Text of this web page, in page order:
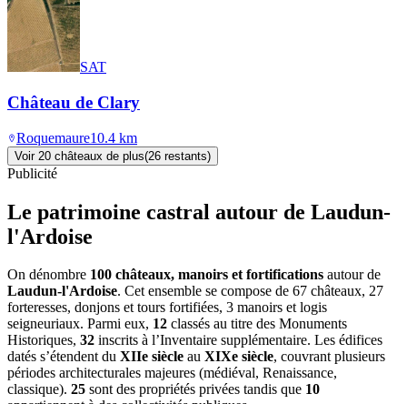
SAT
Château de Clary
Roquemaure10.4 km
Voir 20 châteaux de plus(26 restants)
Publicité
Le patrimoine castral autour de Laudun-
l'Ardoise
On dénombre 100 châteaux, manoirs et fortifications autour de
Laudun-l'Ardoise. Cet ensemble se compose de 67 châteaux, 27
forteresses, donjons et tours fortifiées, 3 manoirs et logis
seigneuriaux. Parmi eux, 12 classés au titre des Monuments
Historiques, 32 inscrits à l’Inventaire supplémentaire. Les édifices
datés s’étendent du XIIe siècle au XIXe siècle, couvrant plusieurs
périodes architecturales majeures (médiéval, Renaissance,
classique). 25 sont des propriétés privées tandis que 10